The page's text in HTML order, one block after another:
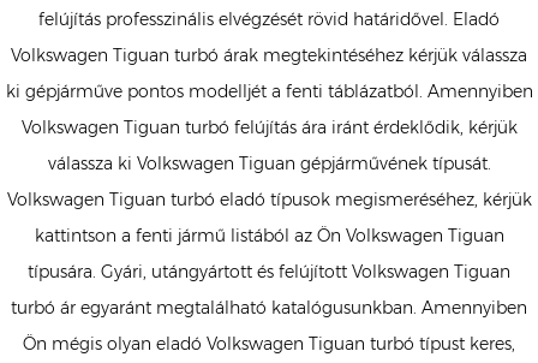
felújítás professzinális elvégzését rövid határidővel. Eladó
Volkswagen Tiguan turbó árak megtekintéséhez kérjük válassza
ki gépjárműve pontos modelljét a fenti táblázatból. Amennyiben
Volkswagen Tiguan turbó felújítás ára iránt érdeklődik, kérjük
válassza ki Volkswagen Tiguan gépjárművének típusát.
Volkswagen Tiguan turbó eladó típusok megismeréséhez, kérjük
kattintson a fenti jármű listából az Ön Volkswagen Tiguan
típusára. Gyári, utángyártott és felújított Volkswagen Tiguan
turbó ár egyaránt megtalálható katalógusunkban. Amennyiben
Ön mégis olyan eladó Volkswagen Tiguan turbó típust keres,